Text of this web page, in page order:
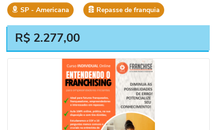
SP ‐ Americana Repasse de franquia
R$ 2.277,00